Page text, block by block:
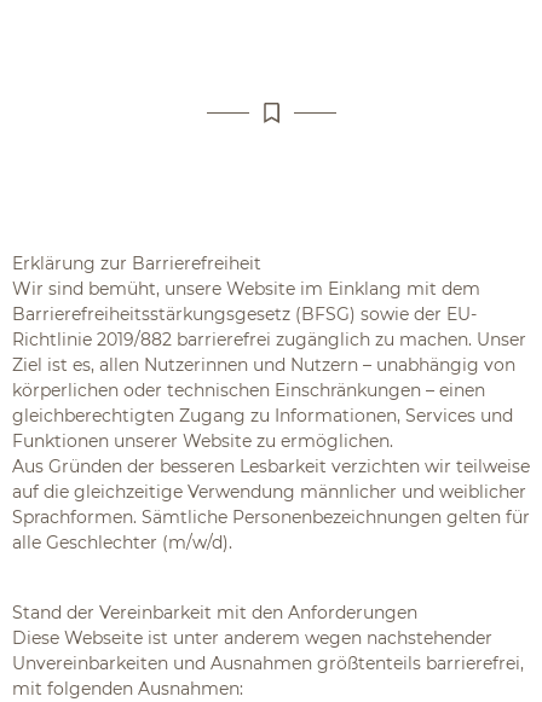
Erklärung zur Barrierefreiheit
Wir sind bemüht, unsere Website im Einklang mit dem
Barrierefreiheitsstärkungsgesetz (BFSG) sowie der EU-
Richtlinie 2019/882 barrierefrei zugänglich zu machen. Unser
Ziel ist es, allen Nutzerinnen und Nutzern – unabhängig von
körperlichen oder technischen Einschränkungen – einen
gleichberechtigten Zugang zu Informationen, Services und
Funktionen unserer Website zu ermöglichen.
Aus Gründen der besseren Lesbarkeit verzichten wir teilweise
auf die gleichzeitige Verwendung männlicher und weiblicher
Sprachformen. Sämtliche Personenbezeichnungen gelten für
alle Geschlechter (m/w/d).
Stand der Vereinbarkeit mit den Anforderungen
Diese Webseite ist unter anderem wegen nachstehender
Unvereinbarkeiten und Ausnahmen größtenteils barrierefrei,
mit folgenden Ausnahmen: